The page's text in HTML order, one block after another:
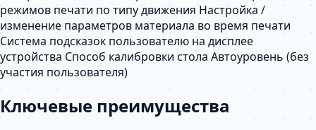
режимов печати по типу движения Настройка /
изменение параметров материала во время печати
Система подсказок пользователю на дисплее
устройства Способ калибровки стола Автоуровень (без
участия пользователя)
Ключевые преимущества